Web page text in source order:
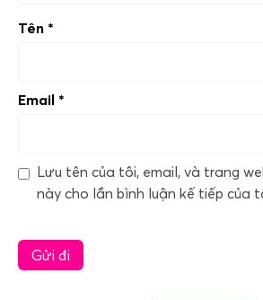
Tên *
Email *
Lưu tên của tôi, email, và trang
này cho lần bình luận kế tiếp của